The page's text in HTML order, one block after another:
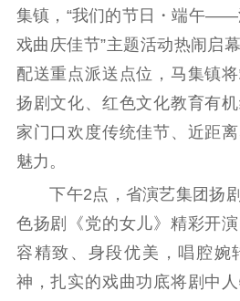
工作动
理论武
理论学习 宣传宣讲
社科强省 工作通知
江苏文脉
新闻宣
集镇，“我们的节日・端午——
戏曲庆佳节”主题活动热闹启
配送重点派送点位，马集镇
扬剧文化、红色文化教育有
家门口欢度传统佳节、近距
魅力。
下午2点，省演艺集团扬剧
色扬剧《党的女儿》精彩开
容精致、身段优美，唱腔婉
神，扎实的戏曲功底将剧中